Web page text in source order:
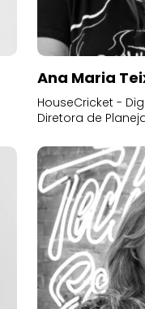
Ana Maria
HouseCricket -
Diretora de